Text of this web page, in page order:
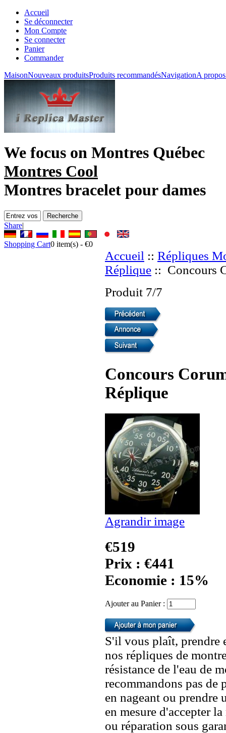
Accueil
Se déconnecter
Mon Compte
Se connecter
Panier
Commander
MaisonNouveaux produitsProduits recommandésNavigationA
We focus on Montres Québec
Montres Cool
Montres bracelet pour dames
Share|
Shopping Cart0 item(s) - €0
Accueil :: Répliques
Réplique :: Concours
Produit 7/7
Concours
Réplique
Agrandir image
€519
Prix : €441
Economie : 15%
Ajouter au Panier :
S'il vous plaît, prendre
nos répliques de
résistance de l'eau de
recommandons pas de
en nageant ou prendre
en mesure d'accepter
ou réparation sous